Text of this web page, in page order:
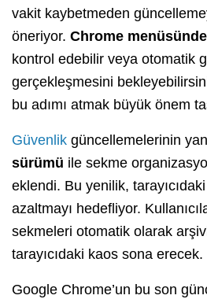
vakit kaybetmeden
öneriyor. Chrome
kontrol edebilir veya otomatik
gerçekleşmesini
bu adımı atmak büyük önem
Güvenlik güncellemelerinin
sürümü ile sekme
eklendi. Bu yenilik,
azaltmayı hedefliyor.
sekmeleri otomatik olarak
tarayıcıdaki kaos sona erecek.
Google Chrome’un bu son